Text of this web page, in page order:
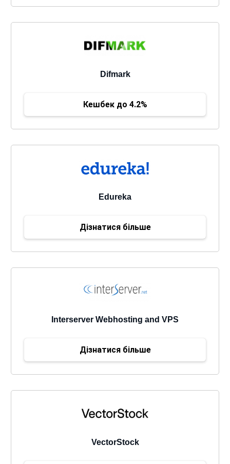
Difmark
Кешбек до 4.2%
Edureka
Дізнатися більше
Interserver Webhosting and VPS
Дізнатися більше
VectorStock